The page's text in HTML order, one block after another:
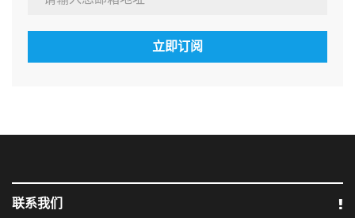
立即订阅
联系我们